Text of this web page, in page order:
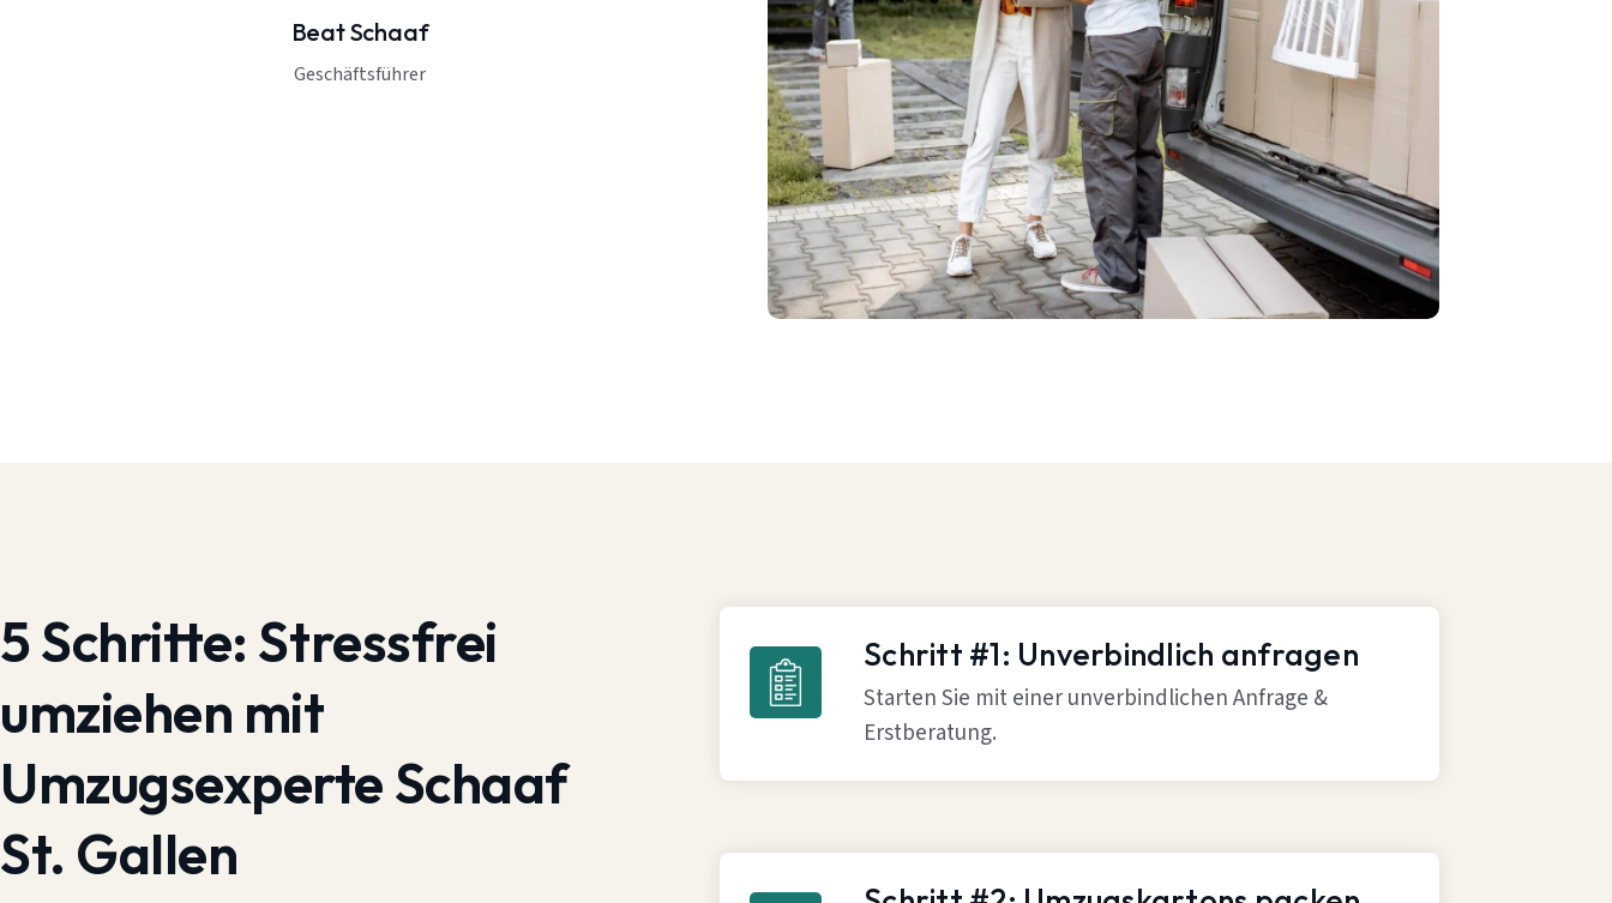
Beat Schaaf
Geschäftsführer
5 Schritte: Stressfrei
umziehen mit
Umzugsexperte Schaaf
St. Gallen
Schritt #1: Unverbindlich anfragen
Starten Sie mit einer unverbindlichen Anfrage &
Erstberatung.